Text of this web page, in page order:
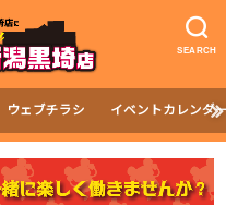
SEARCH
ウェブチラシ イベントカレンダ